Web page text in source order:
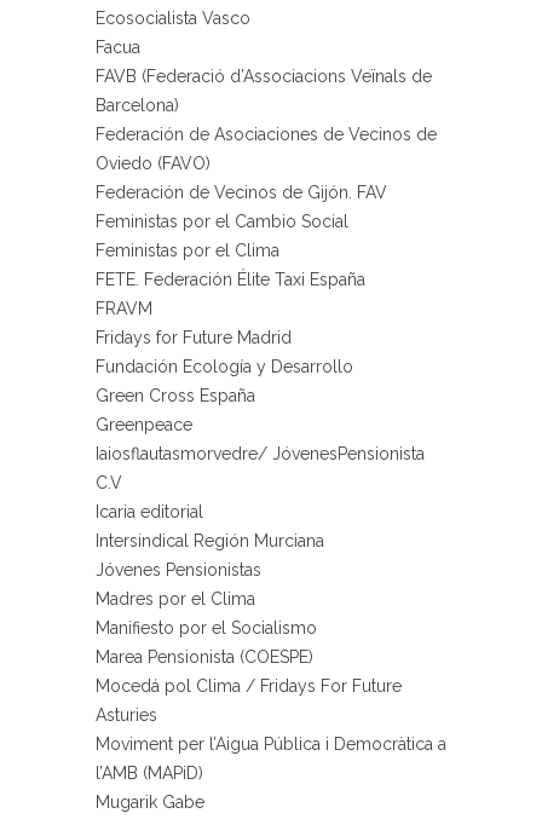
Ecosocialista Vasco
Facua
FAVB (Federació d’Associacions Veïnals de
Barcelona)
Federación de Asociaciones de Vecinos de
Oviedo (FAVO)
Federación de Vecinos de Gijón. FAV
Feministas por el Cambio Social
Feministas por el Clima
FETE. Federación Élite Taxi España
FRAVM
Fridays for Future Madrid
Fundación Ecología y Desarrollo
Green Cross España
Greenpeace
Iaiosflautasmorvedre/ JóvenesPensionista
C.V
Icaria editorial
Intersindical Región Murciana
Jóvenes Pensionistas
Madres por el Clima
Manifiesto por el Socialismo
Marea Pensionista (COESPE)
Mocedá pol Clima / Fridays For Future
Asturies
Moviment per l’Aigua Pública i Democràtica a
l’AMB (MAPiD)
Mugarik Gabe